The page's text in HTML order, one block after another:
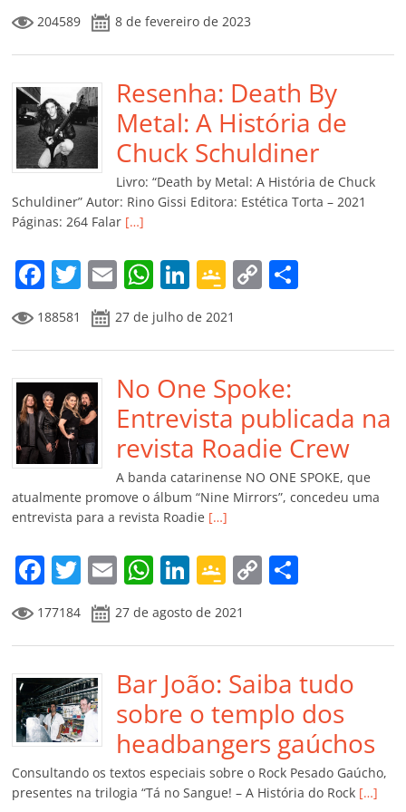
c
e
b
o
o
k
itt
er
ai
l
at
s
A
p
p
k
e
dI
n
o
gl
e
Cl
a
ss
ro
m
y
Li
n
k
p
ar
til
h
ar
204589 8 de fevereiro de 2023
Resenha: Death By
Metal: A História de
Chuck Schuldiner
Livro: “Death by Metal: A História de Chuck
Schuldiner” Autor: Rino Gissi Editora: Estética Torta – 2021
Páginas: 264 Falar […]
F
a
c
e
b
o
o
k
T
w
itt
er
E
m
ai
l
W
h
at
s
A
p
p
Li
n
k
e
dI
n
G
o
o
gl
e
Cl
a
ss
ro
o
m
C
y
Li
n
k
p
til
h
ar
188581 27 de julho de 2021
No One Spoke:
Entrevista publicada na
revista Roadie Crew
A banda catarinense NO ONE SPOKE, que
atualmente promove o álbum “Nine Mirrors”, concedeu uma
entrevista para a revista Roadie […]
F
a
c
e
b
o
o
k
T
w
itt
er
E
m
ai
l
W
at
s
A
p
p
Li
n
k
e
dI
n
G
o
o
gl
e
Cl
a
ss
ro
C
y
Li
n
k
p
ar
til
h
ar
177184 27 de agosto de 2021
Bar João: Saiba tudo
sobre o templo dos
headbangers gaúchos
Consultando os textos especiais sobre o Rock Pesado Gaúcho,
presentes na trilogia “Tá no Sangue! – A História do Rock […]